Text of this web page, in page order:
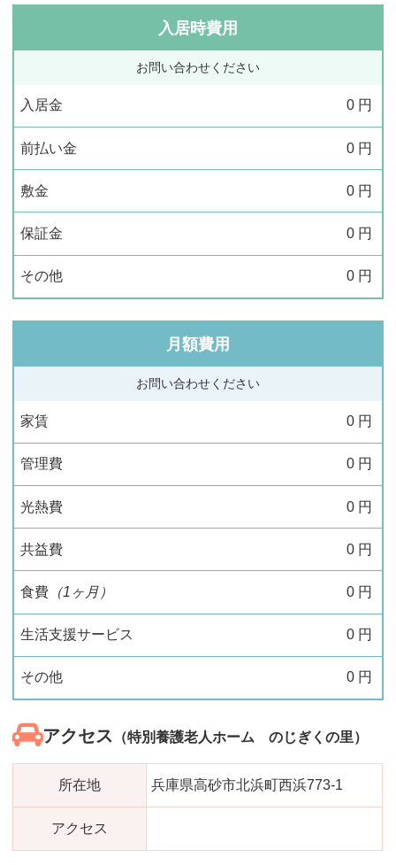
入居時費用
お問い合わせください
入居金 0 円
前払い金 0 円
敷金 0 円
保証金 0 円
その他 0 円
月額費用
お問い合わせください
家賃 0 円
管理費 0 円
光熱費 0 円
共益費 0 円
食費（1ヶ月） 0 円
生活支援サービス 0 円
その他 0 円
アクセス （特別養護老人ホーム のじぎくの里）
所在地 兵庫県高砂市北浜町西浜773-1
アクセス